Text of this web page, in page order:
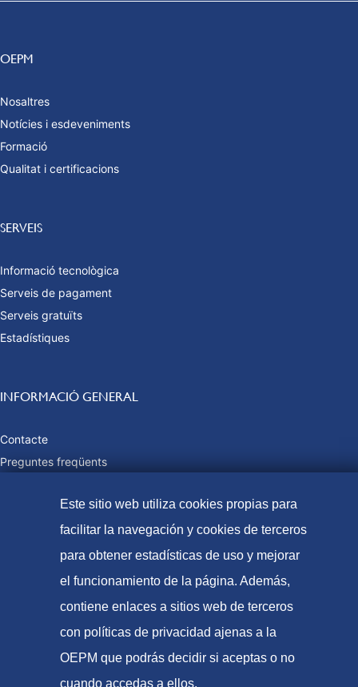
OEPM
Nosaltres
Notícies i esdeveniments
Formació
Qualitat i certificacions
SERVEIS
Informació tecnològica
Serveis de pagament
Serveis gratuïts
Estadístiques
INFORMACIÓ GENERAL
Contacte
Preguntes freqüents
Formes de pagament
© Oficina Espanyola de Patents i Marques, 2021
Accessibilitat
Avís Legal
Política de Cookies
Este sitio web utiliza cookies propias para
facilitar la navegación y cookies de terceros
para obtener estadísticas de uso y mejorar
el funcionamiento de la página. Además,
contiene enlaces a sitios web de terceros
con políticas de privacidad ajenas a la
OEPM que podrás decidir si aceptas o no
cuando accedas a ellos.